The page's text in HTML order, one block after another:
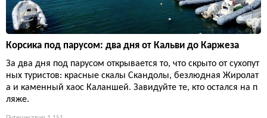
Корсика под парусом: два дня от Кальви до Каржеза
За два дня под парусом открывается то, что скрыто от сухопут
ных туристов: красные скалы Скандолы, безлюдная Жиролат
а и каменный хаос Каланшей. Завидуйте те, кто остался на п
ляже.